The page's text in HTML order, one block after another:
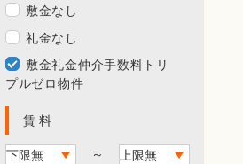
敷金なし
礼金なし
敷金礼金仲介手数料トリ
プルゼロ物件
賃料
～